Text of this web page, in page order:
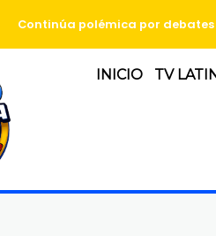
Continúa polémica por
INICIO TV